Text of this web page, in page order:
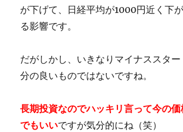
が下げて、日経平均が1000円近く下
る影響です。
だがしかし、いきなりマイナススタ
分の良いものではないですね。
長期投資なのでハッキリ言って今の価
でもいいですが気分的にね（笑）